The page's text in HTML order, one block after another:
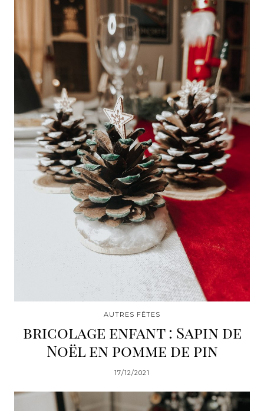
AUTRES FÊTES
bricolage enfant : Sapin de
Noël en pomme de pin
17/12/2021